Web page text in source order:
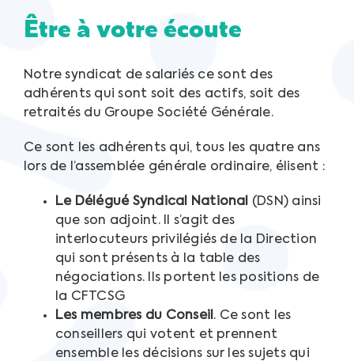
Être à votre écoute
Notre syndicat de salariés ce sont des
adhérents qui sont soit des actifs, soit des
retraités du Groupe Société Générale.
Ce sont les adhérents qui, tous les quatre ans
lors de l’assemblée générale ordinaire, élisent :
Le Délégué Syndical National
(DSN) ainsi
que son adjoint. Il s’agit des
interlocuteurs privilégiés de la Direction
qui sont présents à la table des
négociations. Ils portent les positions de
la CFTCSG
Les membres du Conseil . Ce sont les
conseillers qui votent et prennent
ensemble les décisions sur les sujets qui